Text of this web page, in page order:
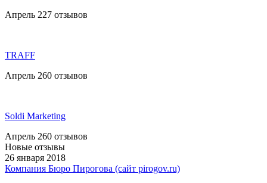
Апрель 227 отзывов
TRAFF
Апрель 260 отзывов
Soldi Marketing
Апрель 260 отзывов
Новые отзывы
26 января 2018
Компания Бюро Пирогова (сайт pirogov.ru)